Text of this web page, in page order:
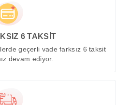
6 TAKSİT
geçerli vade farksız 6 taksit
devam ediyor.